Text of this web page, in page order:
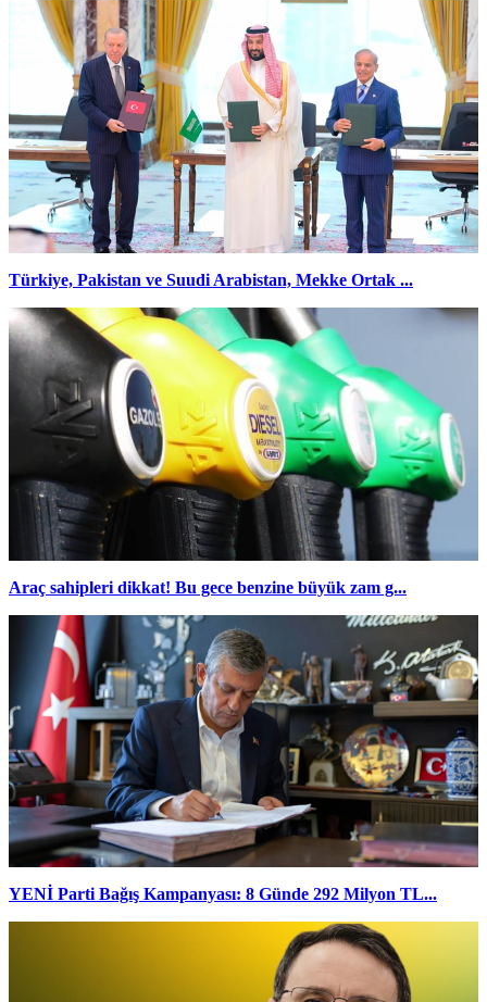
Türkiye, Pakistan ve Suudi Arabistan, Mekke Ortak ...
Araç sahipleri dikkat! Bu gece benzine büyük zam g...
YENİ Parti Bağış Kampanyası: 8 Günde 292 Milyon TL...